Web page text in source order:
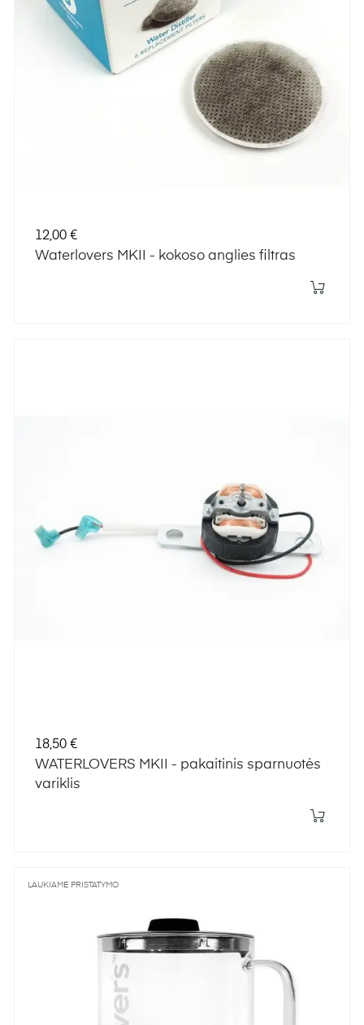
Kaina
12,00 €
Waterlovers MKII - kokoso anglies filtras
Kaina
18,50 €
WATERLOVERS MKII - pakaitinis sparnuotės
variklis
LAUKIAME PRISTATYMO